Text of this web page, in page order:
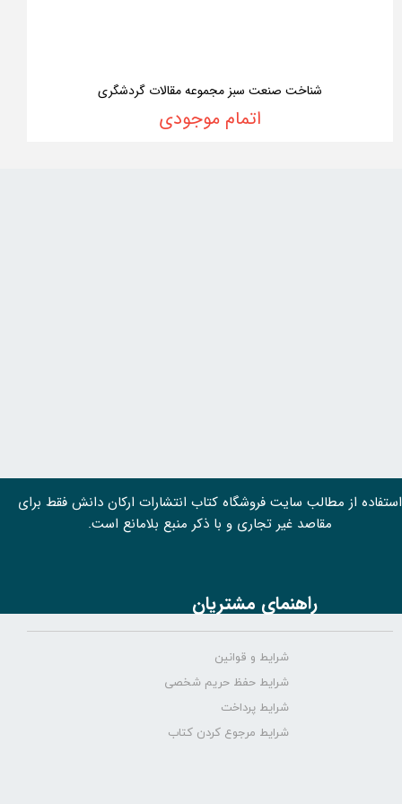
شناخت صنعت سبز مجموعه مقالات گردشگری
اتمام موجودی
استفاده از مطالب سايت فروشگاه کتاب انتشارات ارکان دانش فقط برای
مقاصد غیر تجاری و با ذکر منبع بلامانع است.
راهنمای مشتریان
شرایط و قوانین
شرایط حفظ حریم شخصی
شرایط پرداخت
شرایط مرجوع کردن کتاب